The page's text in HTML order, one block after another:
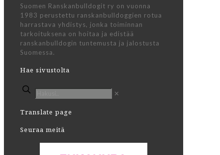
Suomen Ranskanbulldogit ry on vuonna
1983 perustettu ranskanbulldoggien rotua
harrastava yhdistys, jonka toiminnan
tarkoituksena on hoitaa ja edistää
ranskanbulldogin tuntemusta ja jalostusta
Suomessa.
Hae sivustolta
✕
Translate page
Seuraa meitä